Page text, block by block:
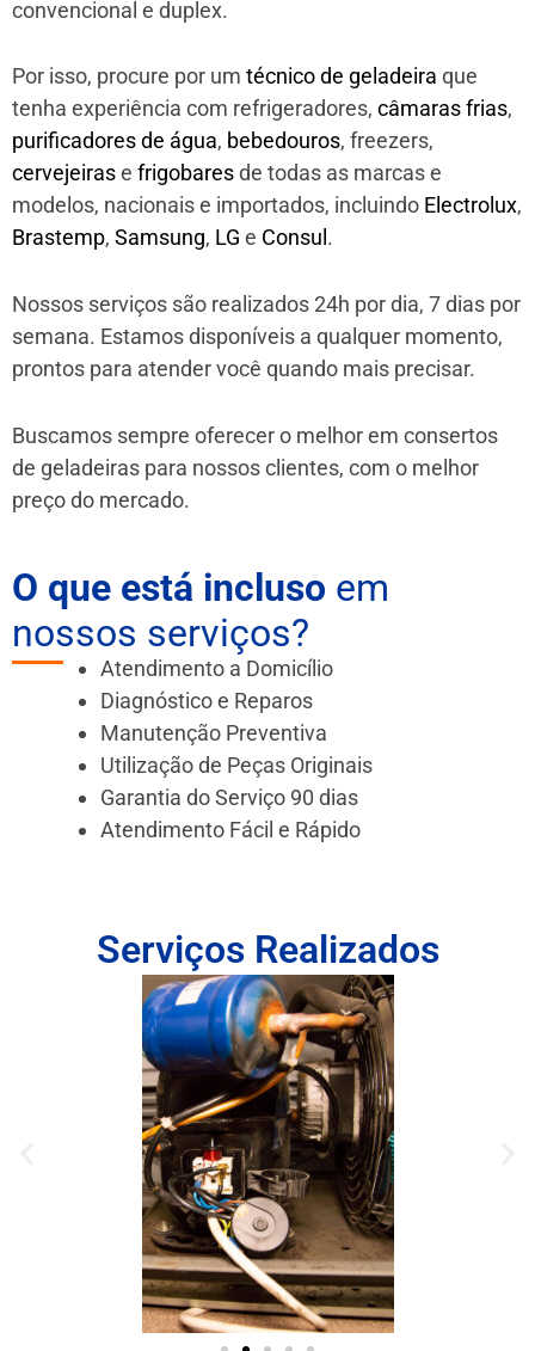
convencional e duplex.
Por isso, procure por um técnico de geladeira que
tenha experiência com refrigeradores, câmaras frias,
purificadores de água, bebedouros, freezers,
cervejeirase frigobaresde todas as marcas e
modelos, nacionais e importados, incluindo Electrolux,
Brastemp, Samsung, LG e Consul .
Nossos serviços são realizados 24h por dia, 7 dias por
semana. Estamos disponíveis a qualquer momento,
prontos para atender você quando mais precisar.
Buscamos sempre oferecer o melhor em consertos
de geladeiras para nossos clientes, com o melhor
preço do mercado.
O que está incluso em
nossos serviços?
Atendimento a Domicílio
Diagnóstico e Reparos
Manutenção Preventiva
Utilização de Peças Originais
Garantia do Serviço 90 dias
Atendimento Fácil e Rápido
Serviços Realizados